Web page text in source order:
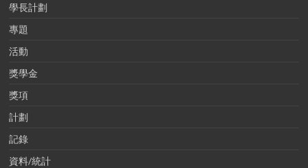
學長計劃
專題
活動
獎學金
獎項
計劃
記錄
資料/統計